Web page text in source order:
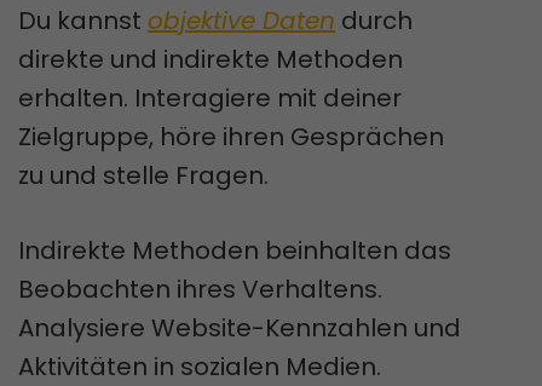
Du kannst objektive Daten durch
direkte und indirekte Methoden
erhalten. Interagiere mit deiner
Zielgruppe, höre ihren Gesprächen
zu und stelle Fragen.
Indirekte Methoden beinhalten das
Beobachten ihres Verhaltens.
Analysiere Website-Kennzahlen und
Aktivitäten in sozialen Medien.